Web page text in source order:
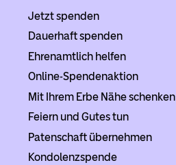
Jetzt spenden
Dauerhaft spenden
Ehrenamtlich helfen
Online-Spendenaktion
Mit Ihrem Erbe Nähe schenken
Feiern und Gutes tun
Patenschaft übernehmen
Kondolenzspende